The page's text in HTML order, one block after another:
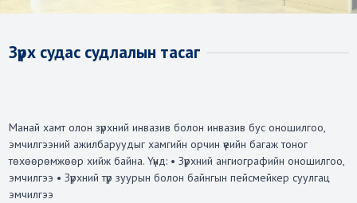
Зүрх судас судлалын тасаг
Манай хамт олон зүрхний инвазив болон инвазив бус оношилгоо,
эмчилгээний ажилбаруудыг хамгийн орчин үеийн багаж тоног
төхөөрөмжөөр хийж байна. Үүнд: • Зүрхний ангиографийн оношилгоо,
эмчилгээ • Зүрхний түр зуурын болон байнгын пейсмейкер суулгац
эмчилгээ